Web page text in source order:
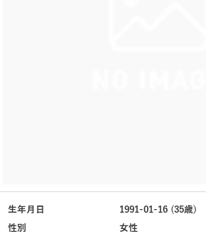
生年月日
1991-01-16 (35歳)
性別
女性